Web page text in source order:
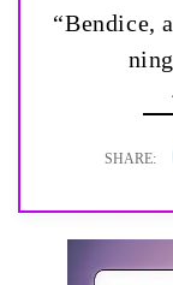
“Bendice,